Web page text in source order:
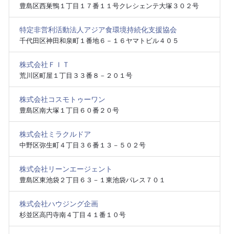
豊島区西巣鴨１丁目１７番１１号クレシェンテ大塚３０２号
特定非営利活動法人アジア食環境持続化支援協会
千代田区神田和泉町１番地６－１６ヤマトビル４０５
株式会社ＦＩＴ
荒川区町屋１丁目３３番８－２０１号
株式会社コスモトゥーワン
豊島区南大塚１丁目６０番２０号
株式会社ミラクルドア
中野区弥生町４丁目３６番１３－５０２号
株式会社リーンエージェント
豊島区東池袋２丁目６３－１東池袋パレス７０１
株式会社ハウジング企画
杉並区高円寺南４丁目４１番１０号